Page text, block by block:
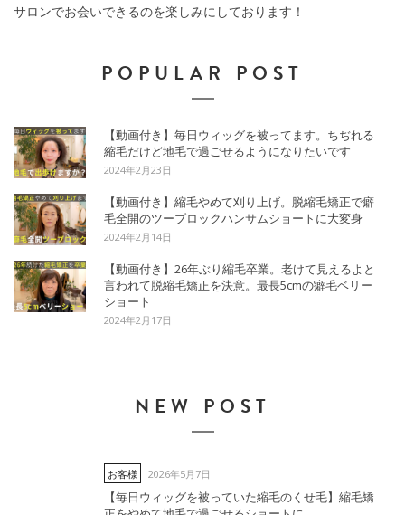
サロンでお会いできるのを楽しみにしております！
POPULAR POST
【動画付き】毎日ウィッグを被ってます。ちぢれる
縮毛だけど地毛で過ごせるようになりたいです
2024年2月23日
【動画付き】縮毛やめて刈り上げ。脱縮毛矯正で癖
毛全開のツーブロックハンサムショートに大変身
2024年2月14日
【動画付き】26年ぶり縮毛卒業。老けて見えるよと
言われて脱縮毛矯正を決意。最長5cmの癖毛ベリー
ショート
2024年2月17日
NEW POST
お客様 2026年5月7日
【毎日ウィッグを被っていた縮毛のくせ毛】縮毛矯